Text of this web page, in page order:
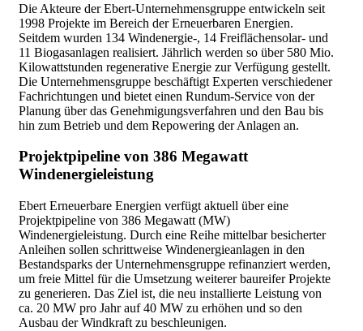
Die Akteure der Ebert-Unternehmensgruppe entwickeln seit
1998 Projekte im Bereich der Erneuerbaren Energien.
Seitdem wurden 134 Windenergie-, 14 Freiflächensolar- und
11 Biogasanlagen realisiert. Jährlich werden so über 580 Mio.
Kilowattstunden regenerative Energie zur Verfügung gestellt.
Die Unternehmensgruppe beschäftigt Experten verschiedener
Fachrichtungen und bietet einen Rundum-Service von der
Planung über das Genehmigungsverfahren und den Bau bis
hin zum Betrieb und dem Repowering der Anlagen an.
Projektpipeline von 386 Megawatt
Windenergieleistung
Ebert Erneuerbare Energien verfügt aktuell über eine
Projektpipeline von 386 Megawatt (MW)
Windenergieleistung. Durch eine Reihe mittelbar besicherter
Anleihen sollen schrittweise Windenergieanlagen in den
Bestandsparks der Unternehmensgruppe refinanziert werden,
um freie Mittel für die Umsetzung weiterer baureifer Projekte
zu generieren. Das Ziel ist, die neu installierte Leistung von
ca. 20 MW pro Jahr auf 40 MW zu erhöhen und so den
Ausbau der Windkraft zu beschleunigen.